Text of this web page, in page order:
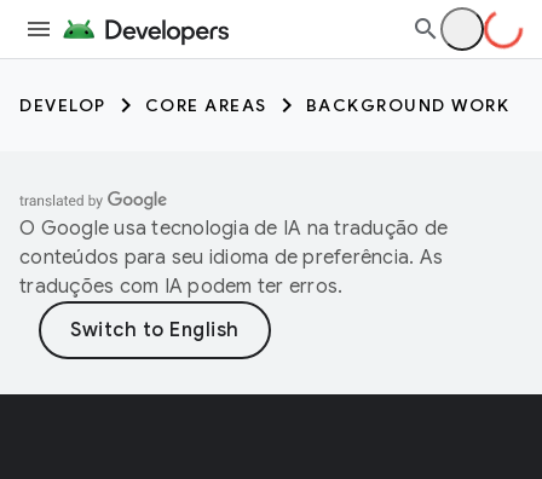
DEVELOP CORE AREAS BACKGROUND WORK
O Google usa tecnologia de IA na tradução de
conteúdos para seu idioma de preferência. As
traduções com IA podem ter erros.